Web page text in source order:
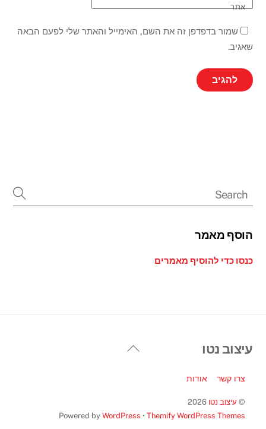
אתר
שמור בדפדפן זה את השם, האימייל והאתר שלי לפעם הבאה
שאגיב.
הוסף מאמר
כנסו כדי להוסיף מאמרים
Back
עיצוב נטו
צרו קשר אודות
© עיצוב נטו 2026
Powered by WordPress • Themify WordPress Themes